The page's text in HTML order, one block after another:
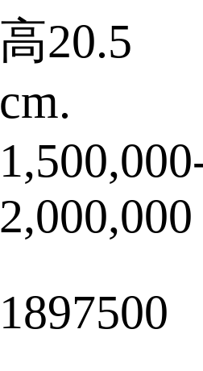
高20.5
cm.
2,000,000
1897500